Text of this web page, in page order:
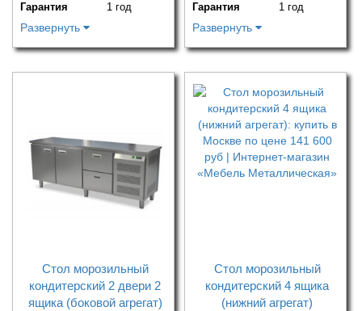
Гарантия
1 год
Развернуть
Гарантия
1 год
Развернуть
Стол морозильный
кондитерский 2 двери 2
ящика (боковой агрегат)
Стол морозильный
кондитерский 4 ящика
(нижний агрегат)